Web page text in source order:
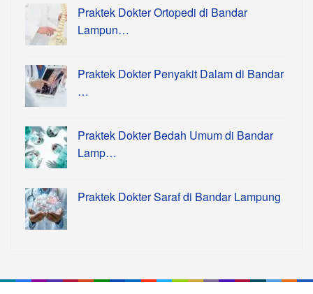
Praktek Dokter Ortopedi di Bandar
Lampun…
Praktek Dokter Penyakit Dalam di Bandar
…
Praktek Dokter Bedah Umum di Bandar
Lamp…
Praktek Dokter Saraf di Bandar Lampung